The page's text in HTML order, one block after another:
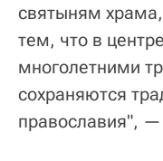
святыням
тем, что в
многолетними
сохраняются
православия",